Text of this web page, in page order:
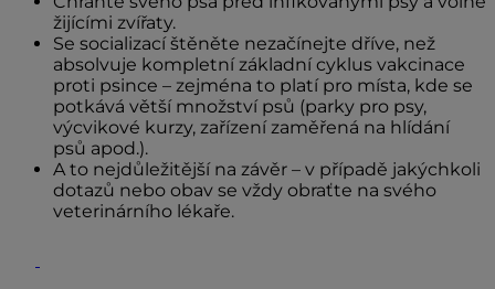
žijícími zvířaty.
Se socializací štěněte nezačínejte dříve, než
absolvuje kompletní základní cyklus vakcinace
proti psince – zejména to platí pro místa, kde se
potkává větší množství psů (parky pro psy,
výcvikové kurzy, zařízení zaměřená na hlídání
psů apod.).
A to nejdůležitější na závěr – v případě jakýchkoli
dotazů nebo obav se vždy obraťte na svého
veterinárního lékaře.